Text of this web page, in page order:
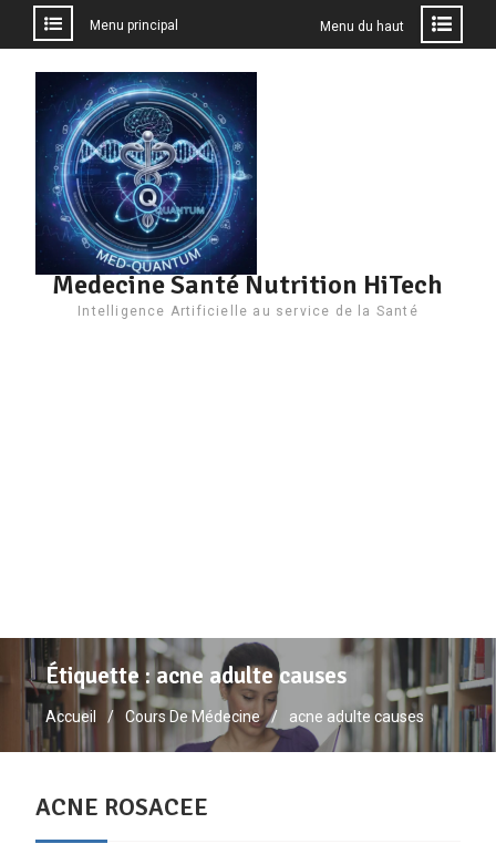
contenu
Menu principal Menu du haut
Medecine Santé Nutrition HiTech
Intelligence Artificielle au service de la Santé
Étiquette : acne adulte causes
Accueil Cours De Médecine acne adulte causes
ACNE ROSACEE